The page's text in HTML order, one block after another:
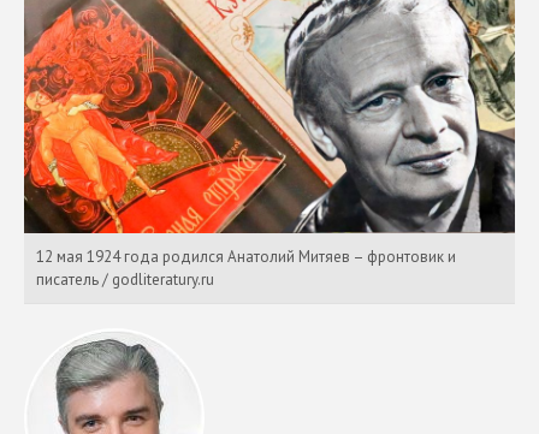
12 мая 1924 года родился Анатолий Митяев – фронтовик и
писатель / godliteratury.ru